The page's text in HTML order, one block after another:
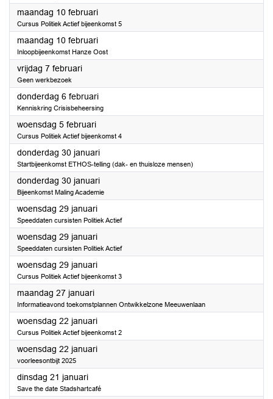
maandag 10 februari2025
Cursus Politiek Actief bijeenkomst 5
maandag 10 februari2025
Inloopbijeenkomst Hanze Oost
vrijdag 7 februari2025
Geen werkbezoek
donderdag 6 februari2025
Kenniskring Crisisbeheersing
woensdag 5 februari2025
Cursus Politiek Actief bijeenkomst 4
donderdag 30 januari2025
Startbijeenkomst ETHOS-telling (dak- en thuisloze mensen)
donderdag 30 januari2025
Bijeenkomst Maling Academie
woensdag 29 januari2025
Speeddaten cursisten Politiek Actief
woensdag 29 januari2025
Speeddaten cursisten Politiek Actief
woensdag 29 januari2025
Cursus Politiek Actief bijeenkomst 3
maandag 27 januari2025
Informatieavond toekomstplannen Ontwikkelzone Meeuwenlaan
woensdag 22 januari2025
Cursus Politiek Actief bijeenkomst 2
woensdag 22 januari2025
voorleesontbijt 2025
dinsdag 21 januari2025
Save the date Stadshartcafé